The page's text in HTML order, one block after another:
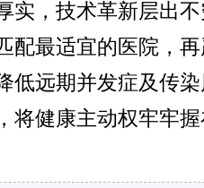
实，技术革新层出
配最适宜的医院，
低远期并发症及传
将健康主动权牢牢